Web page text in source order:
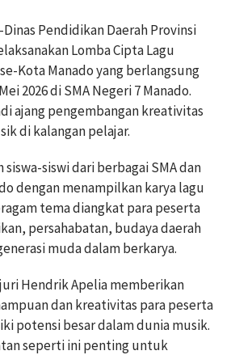
Dinas Pendidikan Daerah Provinsi
Lomba Cipta Lagu
Kota Manado yang berlangsung
2026 di SMA Negeri 7 Manado.
ajang pengembangan kreativitas
di kalangan pelajar.
siswi dari berbagai SMA dan
dengan menampilkan karya lagu
tema diangkat para peserta
persahabatan, budaya daerah
muda dalam berkarya.
Hendrik Apelia memberikan
dan kreativitas para peserta
potensi besar dalam dunia musik.
seperti ini penting untuk